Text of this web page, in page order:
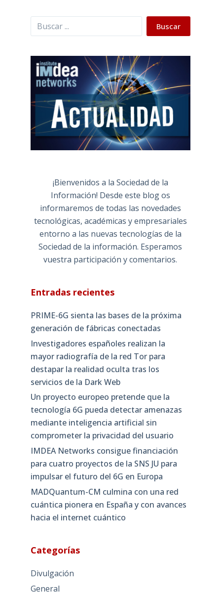
Buscar Buscar
¡Bienvenidos a la Sociedad de la
Información! Desde este blog os
informaremos de todas las novedades
tecnológicas, académicas y empresariales
entorno a las nuevas tecnologías de la
Sociedad de la información. Esperamos
vuestra participación y comentarios.
Entradas recientes
PRIME-6G sienta las bases de la próxima
generación de fábricas conectadas
Investigadores españoles realizan la
mayor radiografía de la red Tor para
destapar la realidad oculta tras los
servicios de la Dark Web
Un proyecto europeo pretende que la
tecnología 6G pueda detectar amenazas
mediante inteligencia artificial sin
comprometer la privacidad del usuario
IMDEA Networks consigue financiación
para cuatro proyectos de la SNS JU para
impulsar el futuro del 6G en Europa
MADQuantum-CM culmina con una red
cuántica pionera en España y con avances
hacia el internet cuántico
Categorías
Divulgación
General